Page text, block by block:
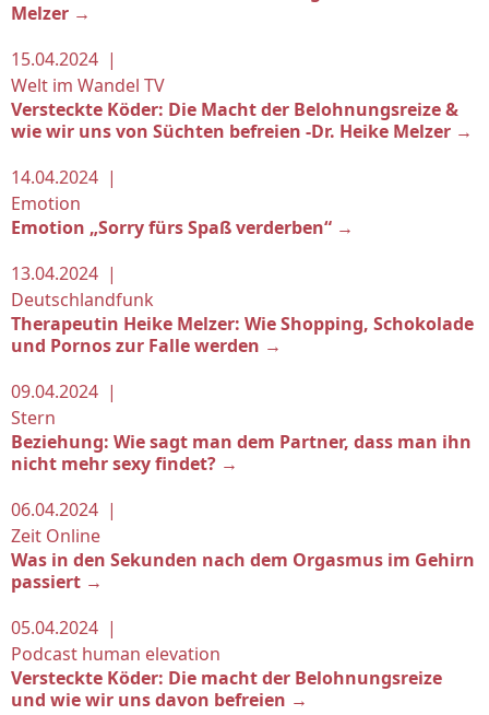
Melzer →
15.04.2024 |
Welt im Wandel TV
Versteckte Köder: Die Macht der Belohnungsreize &
wie wir uns von Süchten befreien -Dr. Heike Melzer →
14.04.2024 |
Emotion
Emotion „Sorry fürs Spaß verderben“ →
13.04.2024 |
Deutschlandfunk
Therapeutin Heike Melzer: Wie Shopping, Schokolade
und Pornos zur Falle werden →
09.04.2024 |
Stern
Beziehung: Wie sagt man dem Partner, dass man ihn
nicht mehr sexy findet? →
06.04.2024 |
Zeit Online
Was in den Sekunden nach dem Orgasmus im Gehirn
passiert →
05.04.2024 |
Podcast human elevation
Versteckte Köder: Die macht der Belohnungsreize
und wie wir uns davon befreien →